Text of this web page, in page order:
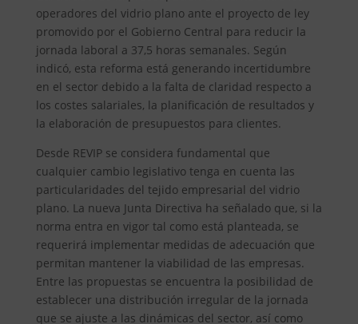
operadores del vidrio plano ante el proyecto de ley
promovido por el Gobierno Central para reducir la
jornada laboral a 37,5 horas semanales. Según
indicó, esta reforma está generando incertidumbre
en el sector debido a la falta de claridad respecto a
los costes salariales, la planificación de resultados y
la elaboración de presupuestos para clientes.
Desde REVIP se considera fundamental que
cualquier cambio legislativo tenga en cuenta las
particularidades del tejido empresarial del vidrio
plano. La nueva Junta Directiva ha señalado que, si la
norma entra en vigor tal como está planteada, se
requerirá implementar medidas de adecuación que
permitan mantener la viabilidad de las empresas.
Entre las propuestas se encuentra la posibilidad de
establecer una distribución irregular de la jornada
que se ajuste a las dinámicas del sector, así como